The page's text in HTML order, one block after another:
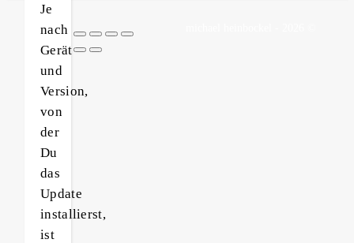
Je
nach
Gerät
und
Version,
von
der
Du
das
Update
installierst,
ist